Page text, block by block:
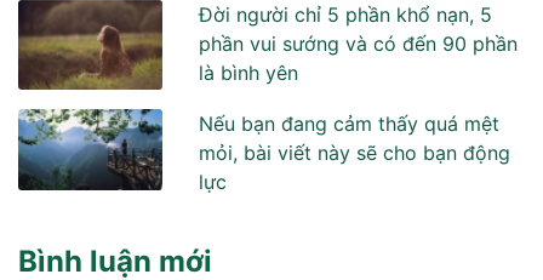
Đời người chỉ 5 phần khổ nạn, 5
phần vui sướng và có đến 90 phần
là bình yên
Nếu bạn đang cảm thấy quá mệt
mỏi, bài viết này sẽ cho bạn động
lực
Bình luận mới